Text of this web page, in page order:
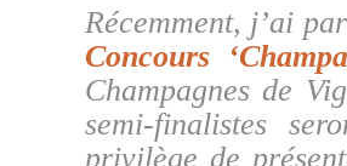
Récemment, j’ai
Concours
Champagnes de
semi-finalistes
privilège de